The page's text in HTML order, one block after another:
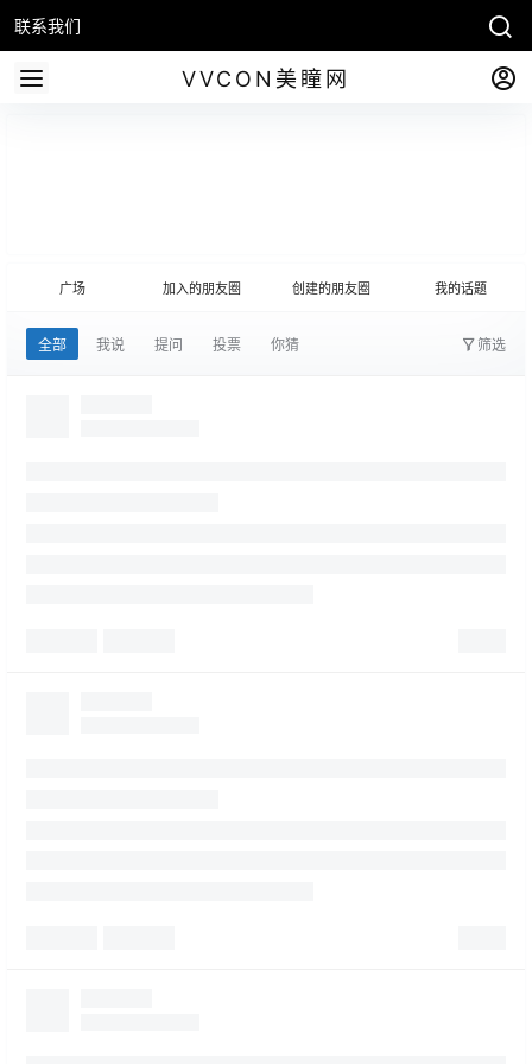
联系我们
VVCON美瞳网
广场 加入的朋友圈 创建的朋友圈 我的话题
全部 我说 提问 投票 你猜 筛选